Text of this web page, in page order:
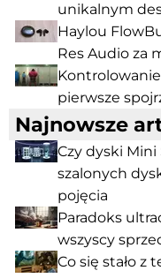
unikalnym
Haylou
Res Audio za
Kontrolowanie
pierwsze
Najnowsze
Czy dyski Mini
szalonych
pojęcia
Paradoks
wszyscy
Co się stało z